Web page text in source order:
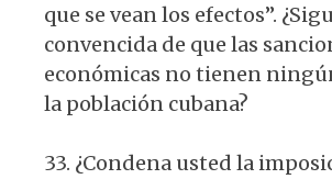
que se vean los efectos”.
convencida de que las
económicas no tienen
la población cubana?
33. ¿Condena usted la